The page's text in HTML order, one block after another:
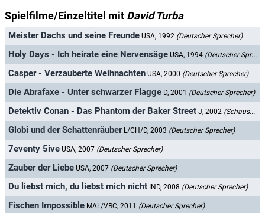
Spielfilme/Einzeltitel mit David Turba
Meister Dachs und seine Freunde USA, 1992 (Deutscher Sprecher)
Holy Days - Ich heirate eine Nervensäge USA, 1994 (Deutscher Sprecher)
Casper - Verzauberte Weihnachten USA, 2000 (Deutscher Sprecher)
Die Abrafaxe - Unter schwarzer Flagge D, 2001 (Deutscher Sprecher)
Detektiv Conan - Das Phantom der Baker Street J, 2002 (Schauspieler)
Globi und der Schattenräuber L/CH/D, 2003 (Deutscher Sprecher)
7eventy 5ive USA, 2007 (Deutscher Sprecher)
Zauber der Liebe USA, 2007 (Deutscher Sprecher)
Du liebst mich, du liebst mich nicht IND, 2008 (Deutscher Sprecher)
Fischen Impossible MAL/VRC, 2011 (Deutscher Sprecher)